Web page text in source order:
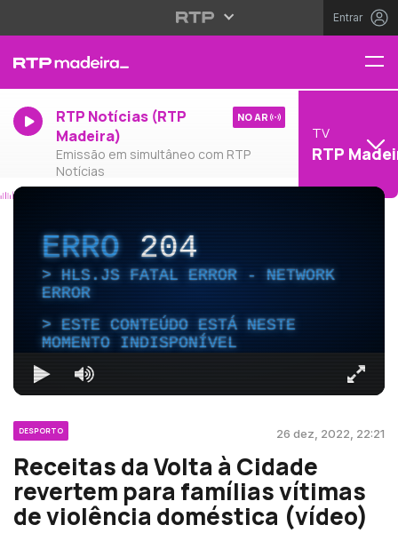
Entrar
RTP Notícias (RTP
Madeira)
Emissão em simultâneo com RTP
Notícias
NO AR
TV
RTP
ERRO204
HLS.JS FATAL ERROR - NETWORK
ERROR
ESTE CONTEÚDO ESTÁ NESTE
MOMENTO INDISPONÍVEL
DESPORTO 26 dez, 2022, 22:21
Receitas da Volta à Cidade
revertem para famílias vítimas
de violência doméstica (vídeo)